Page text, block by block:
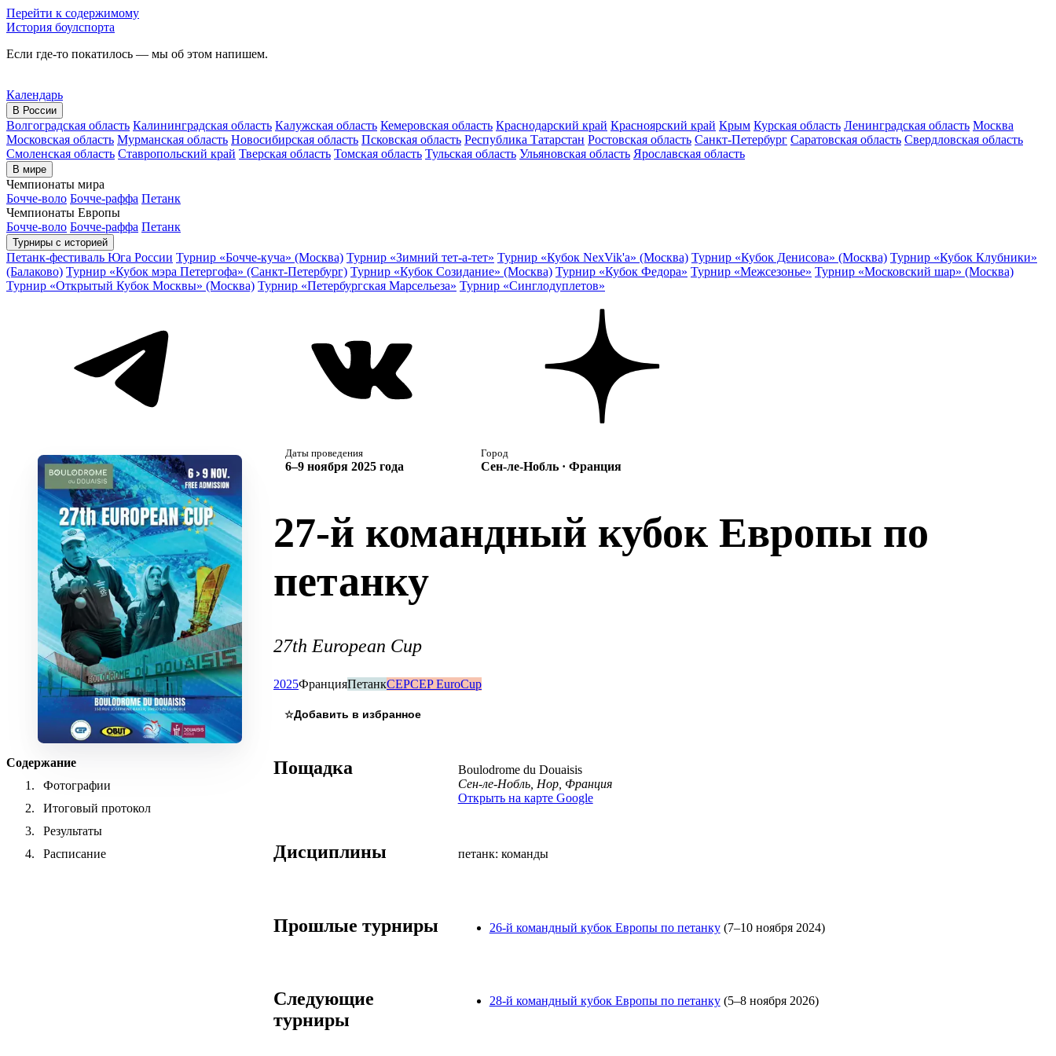
Перейти к содержимому
История боулспорта
Если где-то покатилось — мы об этом напишем.
Календарь
В России
Волгоградская область Калининградская область Калужская область Кемеровская область Краснодарский край Красноярский край Крым Курская область Ленинградская область Москва
Московская область Мурманская область Новосибирская область Псковская область Республика Татарстан Ростовская область Санкт-Петербург Саратовская область Свердловская область
Смоленская область Ставропольский край Тверская область Томская область Тульская область Ульяновская область Ярославская область
В мире
Чемпионаты мира
Бочче-воло Бочче-раффа Петанк
Чемпионаты Европы
Бочче-воло Бочче-раффа Петанк
Турниры с историей
Петанк-фестиваль Юга России Турнир «Бочче-куча» (Москва) Турнир «Зимний тет-а-тет» Турнир «Кубок NexVik'a» (Москва) Турнир «Кубок Денисова» (Москва) Турнир «Кубок Клубники»
(Балаково) Турнир «Кубок мэра Петергофа» (Санкт-Петербург) Турнир «Кубок Созидание» (Москва) Турнир «Кубок Федора» Турнир «Межсезонье» Турнир «Московский шар» (Москва)
Турнир «Открытый Кубок Москвы» (Москва) Турнир «Петербургская Марсельеза» Турнир «Синглодуплетов»
Содержание
Фотографии
Итоговый протокол
Результаты
Расписание
Даты проведения
6–9 ноября 2025 года
Город
Сен-ле-Нобль · Франция
27-й командный кубок Европы по
петанку
27th European Cup
2025ФранцияПетанкCEPCEP EuroCup
☆
Пощадка
Boulodrome du Douaisis
Сен-ле-Нобль, Нор, Франция
Открыть на карте Google
Дисциплины петанк: команды
Прошлые турниры 26-й командный кубок Европы по петанку (7–10 ноября 2024)
Следующие
турниры
28-й командный кубок Европы по петанку (5–8 ноября 2026)